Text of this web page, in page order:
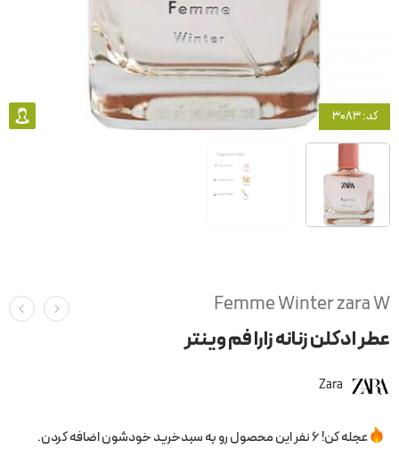
کد: 3083
Femme Winter zara W
عطر ادکلن زنانه زارا فم وینتر
Zara
عجله کن! 6 نفر این محصول رو به سبدخرید خودشون اضافه کردن.